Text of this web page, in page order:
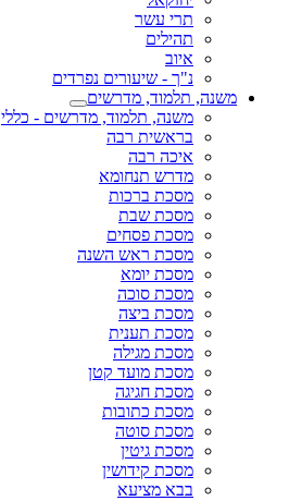
תרי עשר
תהילים
איוב
נ"ך - שיעורים נפרדים
משנה, תלמוד, מדרשים
משנה, תלמוד, מדרשים - כללי
בראשית רבה
איכה רבה
מדרש תנחומא
מסכת ברכות
מסכת שבת
מסכת פסחים
מסכת ראש השנה
מסכת יומא
מסכת סוכה
מסכת ביצה
מסכת תענית
מסכת מגילה
מסכת מועד קטן
מסכת חגיגה
מסכת כתובות
מסכת סוטה
מסכת גיטין
מסכת קידושין
בבא מציעא